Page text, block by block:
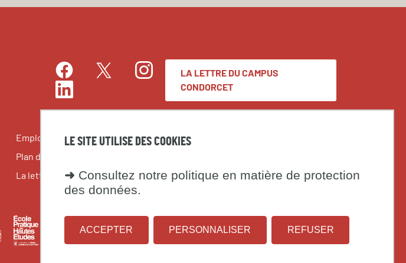
LE SITE UTILISE DES COOKIES
➜ Consultez notre politique en matière de protection
des données.
ACCEPTER REFUSER
PERSONNALISER
FacebookTwitter
Instagram
LinkedIn
LA LETTRE DU CAMPUS
CONDORCET
Emplois et stages
Plan du site
La lettre du Campus Condorcet
Espace presse
École
nationale
École
pratique
Fondation
maison
Institut
national
Université
Paris